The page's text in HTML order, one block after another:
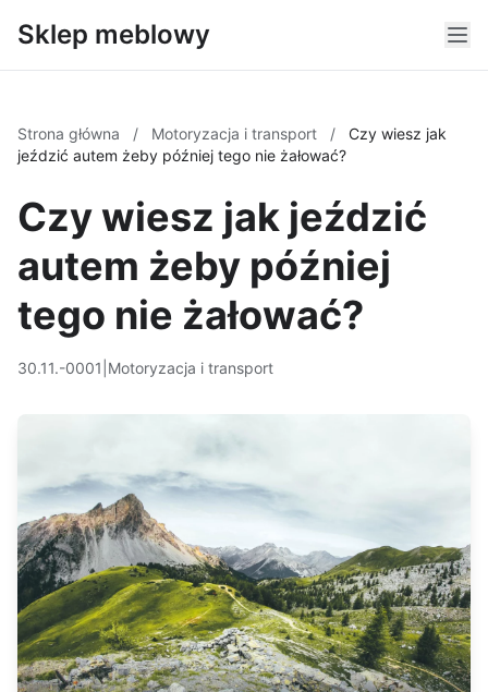
Sklep meblowy
Strona główna / Motoryzacja i transport /
Czy wiesz jak
jeździć autem żeby później tego nie żałować?
Czy wiesz jak jeździć
autem żeby później
tego nie żałować?
30.11.-0001 Motoryzacja i transport